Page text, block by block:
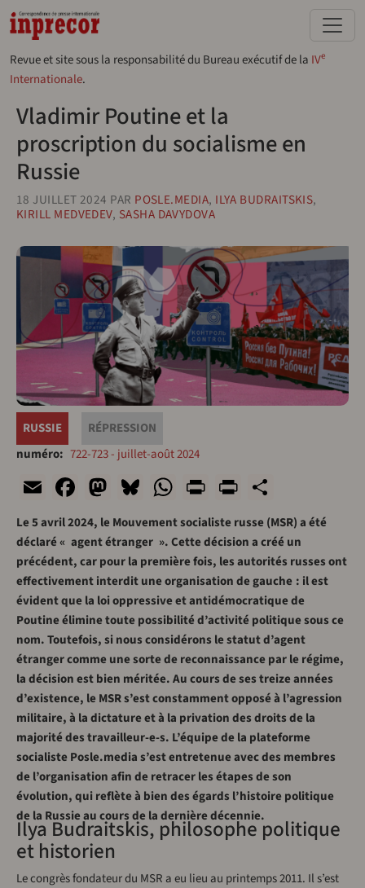
Aller au contenu principal
Revue et site sous la responsabilité du Bureau exécutif de la IVe
Internationale.
Vladimir Poutine et la
proscription du socialisme en
Russie
18 JUILLET 2024 PAR POSLE.MEDIA, ILYA BUDRAITSKIS,
KIRILL MEDVEDEV, SASHA DAVYDOVA
RUSSIE
RÉPRESSION
numéro
722-723 - juillet-août 2024
EmailFacebook
Mastodon
Bluesky
WhatsApp
Print
Le 5 avril 2024, le Mouvement socialiste russe (MSR) a été
déclaré « agent étranger ». Cette décision a créé un
précédent, car pour la première fois, les autorités russes ont
effectivement interdit une organisation de gauche : il est
évident que la loi oppressive et antidémocratique de
Poutine élimine toute possibilité d’activité politique sous ce
nom. Toutefois, si nous considérons le statut d’agent
étranger comme une sorte de reconnaissance par le régime,
la décision est bien méritée. Au cours de ses treize années
d’existence, le MSR s’est constamment opposé à l’agression
militaire, à la dictature et à la privation des droits de la
majorité des travailleur-e-s. L’équipe de la plateforme
socialiste Posle.media s’est entretenue avec des membres
de l’organisation afin de retracer les étapes de son
évolution, qui reflète à bien des égards l’histoire politique
de la Russie au cours de la dernière décennie.
Ilya Budraitskis, philosophe politique
et historien
Le congrès fondateur du MSR a eu lieu au printemps 2011. Il s’est